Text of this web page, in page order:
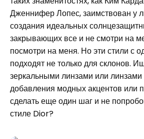
Дженнифер Лопес, заимствован у
создания идеальных
закрывающих все и не смотри на
посмотри на меня. Но эти стили с
подходят не только для склонов.
зеркальными линзами или линзами
добавления модных акцентов или
сделать еще один шаг и не
стиле Dior?